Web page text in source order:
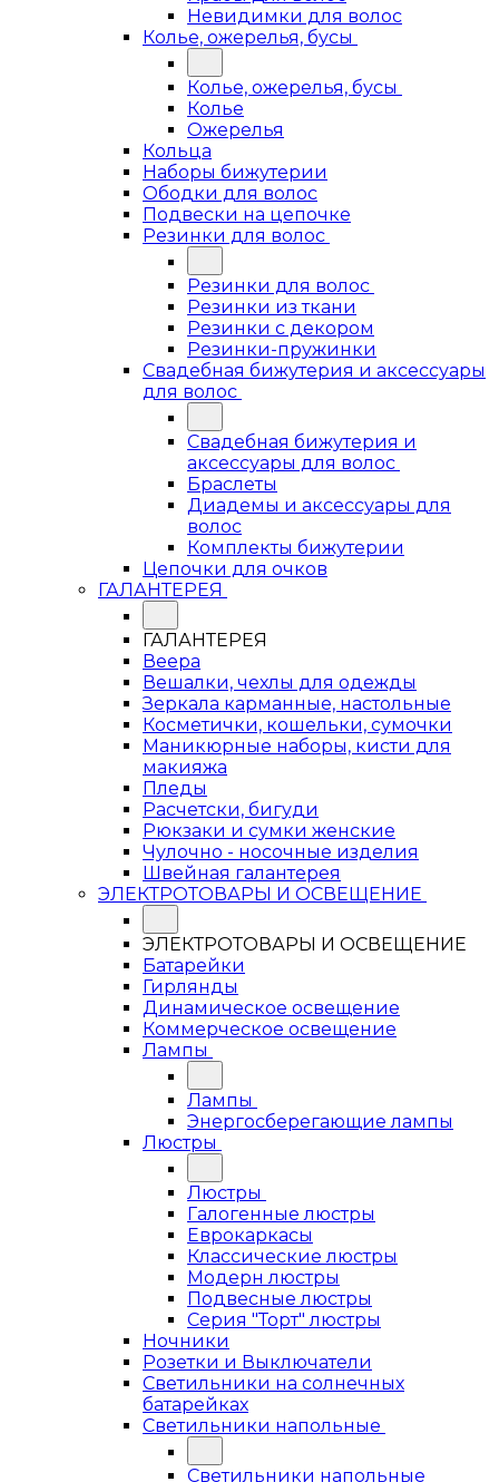
Невидимки для волос
Колье, ожерелья, бусы
Колье, ожерелья, бусы
Колье
Ожерелья
Кольца
Наборы бижутерии
Ободки для волос
Подвески на цепочке
Резинки для волос
Резинки для волос
Резинки из ткани
Резинки с декором
Резинки-пружинки
Свадебная бижутерия и аксессуары
для волос
Свадебная бижутерия и
аксессуары для волос
Браслеты
Диадемы и аксессуары для
волос
Комплекты бижутерии
Цепочки для очков
ГАЛАНТЕРЕЯ
ГАЛАНТЕРЕЯ
Веера
Вешалки, чехлы для одежды
Зеркала карманные, настольные
Косметички, кошельки, сумочки
Маникюрные наборы, кисти для
макияжа
Пледы
Расчетски, бигуди
Рюкзаки и сумки женские
Чулочно - носочные изделия
Швейная галантерея
ЭЛЕКТРОТОВАРЫ И ОСВЕЩЕНИЕ
ЭЛЕКТРОТОВАРЫ И ОСВЕЩЕНИЕ
Батарейки
Гирлянды
Динамическое освещение
Коммерческое освещение
Лампы
Лампы
Энергосберегающие лампы
Люстры
Люстры
Галогенные люстры
Еврокаркасы
Классические люстры
Модерн люстры
Подвесные люстры
Серия "Торт" люстры
Ночники
Розетки и Выключатели
Светильники на солнечных
батарейках
Светильники напольные
Светильники напольные